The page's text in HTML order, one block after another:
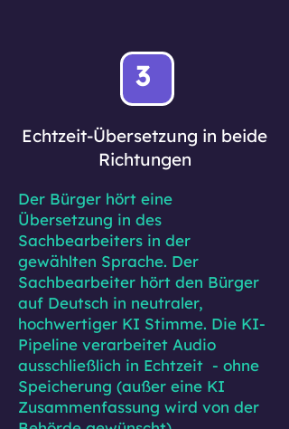
3
Echtzeit-Übersetzung in beide
Richtungen
Der Bürger hört eine
Übersetzung in des
Sachbearbeiters in der
gewählten Sprache. Der
Sachbearbeiter hört den Bürger
auf Deutsch in neutraler,
hochwertiger KI Stimme. Die KI-
Pipeline verarbeitet Audio
ausschließlich in Echtzeit - ohne
Speicherung (außer eine KI
Zusammenfassung wird von der